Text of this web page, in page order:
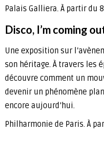
Palais Galliera. À partir du
Disco, I’m coming
Une exposition sur
son héritage. À travers les
découvre comment un
devenir un phénomène
encore aujourd’hui.
Philharmonie de Paris. À